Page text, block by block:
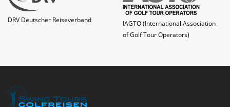
DRV Deutscher Reiseverband
IAGTO (International Association
of Golf Tour Operators)